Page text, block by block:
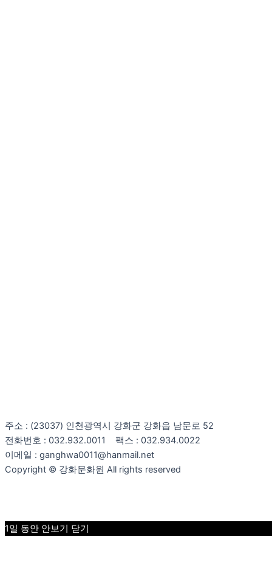
주소 : (23037) 인천광역시 강화군 강화읍 남문로 52
전화번호 : 032.932.0011 팩스 : 032.934.0022
이메일 : ganghwa0011@hanmail.net
Copyright © 강화문화원 All rights reserved
1일 동안 안보기 닫기